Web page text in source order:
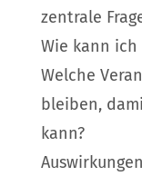
zentrale
Wie kann
Welche
bleiben,
kann?